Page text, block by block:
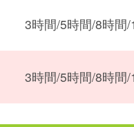
3時間/5時間/8時間
3時間/5時間/8時間